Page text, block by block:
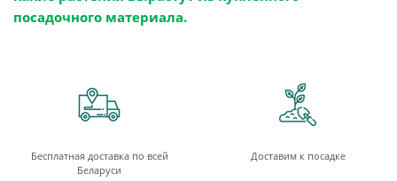
посадочного материала.
Бесплатная доставка по всей
Беларуси
Доставим к посадке